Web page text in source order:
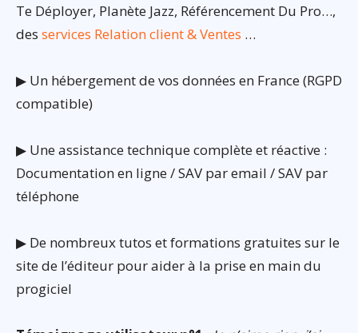
Te Déployer, Planète Jazz, Référencement Du Pro…,
des services Relation client & Ventes …
▶ Un hébergement de vos données en France (RGPD
compatible)
▶ Une assistance technique complète et réactive :
Documentation en ligne / SAV par email / SAV par
téléphone
▶ De nombreux tutos et formations gratuites sur le
site de l’éditeur pour aider à la prise en main du
progiciel